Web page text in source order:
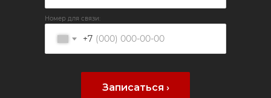
Номер для связи:
+7
Записаться ›